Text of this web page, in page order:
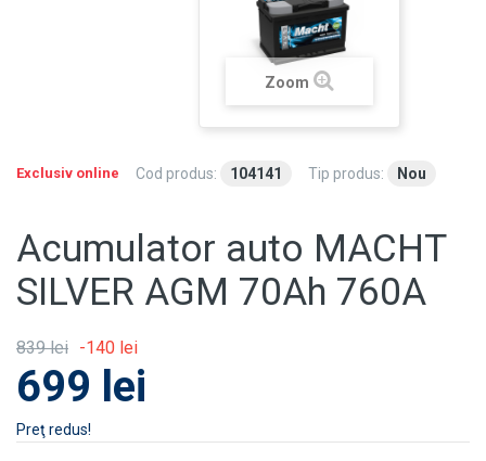
Zoom
Exclusiv online Cod produs: 104141 Tip produs: Nou
Acumulator auto MACHT
SILVER AGM 70Ah 760A
839 lei -140 lei
699 lei
Preţ redus!